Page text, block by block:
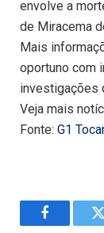
envolve a
de Miracema
Mais
oportuno com
investigações
Veja mais
Fonte: G1
Facebook